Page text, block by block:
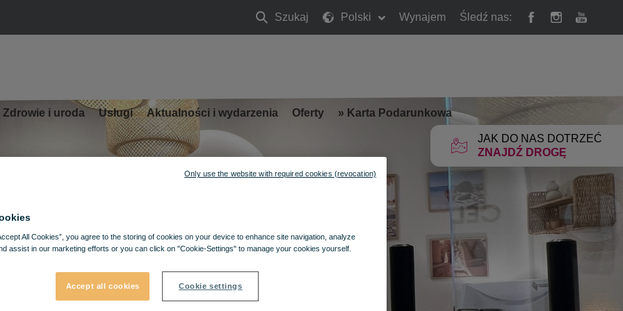
Szukaj
Szukaj
Polski Wynajem Śledź nas:
JAK DO NAS DOTRZEĆ
ZNAJDŹ DROGĘ
Zdrowie i uroda Usługi Aktualności i wydarzenia Oferty » Karta Podarunkowa
All Cookies”, you agree to the storing of cookies on your device to enhance site navigation, analyze
assist in our marketing efforts or you can click on "Cookie-Settings" to manage your cookies yourself.
Accept all cookies Cookie settings
Only use the website with required cookies (revocation)